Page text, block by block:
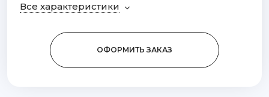
Все характеристики
ОФОРМИТЬ ЗАКАЗ